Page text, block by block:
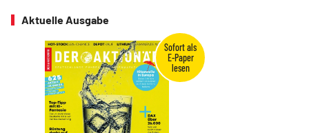
Aktuelle Ausgabe